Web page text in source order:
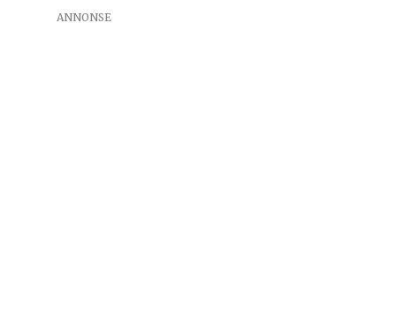
ANNONSE